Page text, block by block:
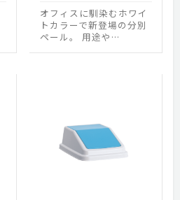
オフィスに馴染むホワイ
トカラーで新登場の分別
ペール。 用途や…